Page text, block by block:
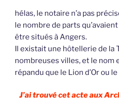
hélas, le notaire n’a pas
le nombre de parts
être situés à Angers.
Il existait une hôtellerie de la
nombreuses villes, et le nom
répandu que le Lion d’Or ou
J’ai trouvé cet acte aux